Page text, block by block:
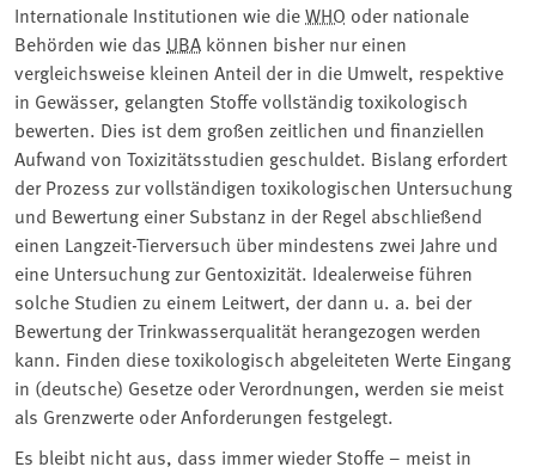
Internationale Institutionen wie dieWHO oder nationale
Behörden wie das UBA können bisher nur einen
vergleichsweise kleinen Anteil der in die Umwelt, respektive
in Gewässer, gelangten Stoffe vollständig toxikologisch
bewerten. Dies ist dem großen zeitlichen und finanziellen
Aufwand von Toxizitätsstudien geschuldet. Bislang erfordert
der Prozess zur vollständigen toxikologischen Untersuchung
und Bewertung einer Substanz in der Regel abschließend
einen Langzeit-Tierversuch über mindestens zwei Jahre und
eine Untersuchung zur Gentoxizität. Idealerweise führen
solche Studien zu einem Leitwert, der dann u. a. bei der
Bewertung der Trinkwasserqualität herangezogen werden
kann. Finden diese toxikologisch abgeleiteten Werte Eingang
in (deutsche) Gesetze oder Verordnungen, werden sie meist
als Grenzwerte oder Anforderungen festgelegt.
Es bleibt nicht aus, dass immer wieder Stoffe – meist in